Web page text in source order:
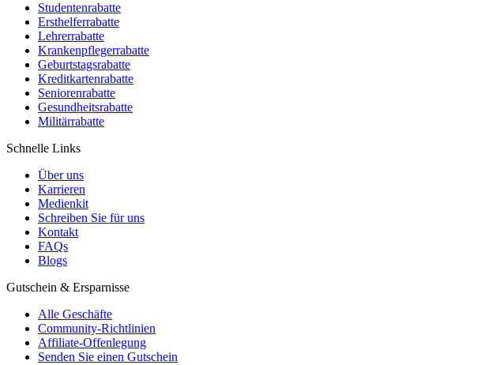
Studentenrabatte
Ersthelferrabatte
Lehrerrabatte
Krankenpflegerrabatte
Geburtstagsrabatte
Kreditkartenrabatte
Seniorenrabatte
Gesundheitsrabatte
Militärrabatte
Schnelle Links
Über uns
Karrieren
Medienkit
Schreiben Sie für uns
Kontakt
FAQs
Blogs
Gutschein & Ersparnisse
Alle Geschäfte
Community-Richtlinien
Affiliate-Offenlegung
Senden Sie einen Gutschein